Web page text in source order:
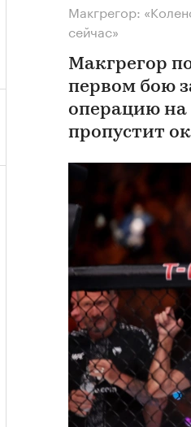
Макгрегор:
сейчас»
Макгрегор
первом бою
операцию на
пропустит